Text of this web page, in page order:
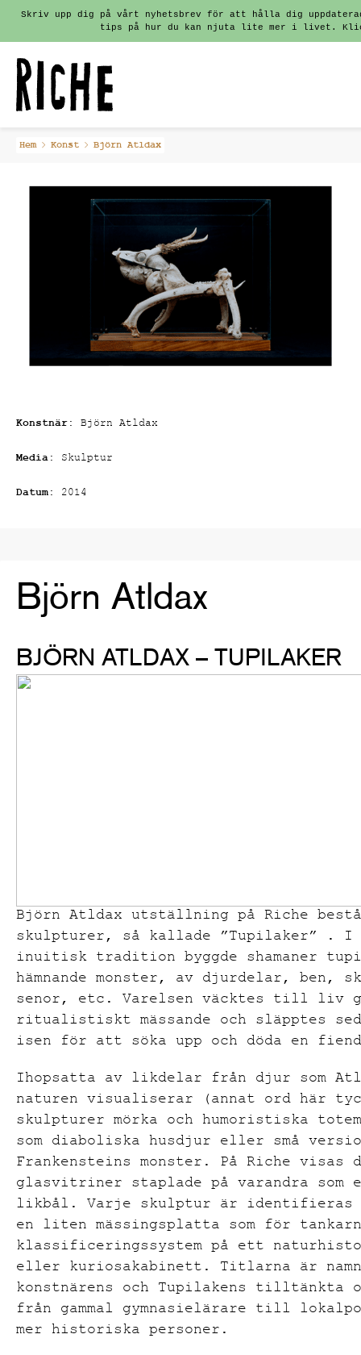
Fortsätt
Skriv upp dig på vårt nyhetsbrev för att hålla dig
tips på hur du kan njuta lite mer i livet.
Hem Konst Björn Atldax
Konstnär: Björn Atldax
Media: Skulptur
Datum: 2014
Björn Atldax
BJÖRN ATLDAX – TUPILAKER
Björn Atldax utställning på Riche
skulpturer, så kallade ”Tupilaker” . I
inuitisk tradition byggde shamaner
hämnande monster, av djurdelar, ben,
senor, etc. Varelsen väcktes till liv
ritualistiskt mässande och släpptes
isen för att söka upp och döda en
Ihopsatta av likdelar från djur som
naturen visualiserar (annat ord här
skulpturer mörka och humoristiska
som diaboliska husdjur eller små
Frankensteins monster. På Riche
glasvitriner staplade på varandra som
likbål. Varje skulptur är identifieras
en liten mässingsplatta som för
klassificeringssystem på ett
eller kuriosakabinett. Titlarna är
konstnärens och Tupilakens
från gammal gymnasielärare till
mer historiska personer.